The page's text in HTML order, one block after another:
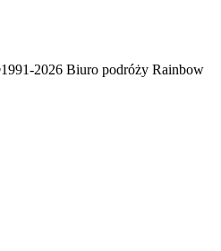
2026 Biuro podróży Rainbow